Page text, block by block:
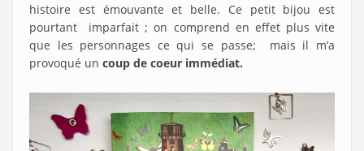
histoire est émouvante et belle. Ce petit bijou est
pourtant imparfait ; on comprend en effet plus vite
que les personnages ce qui se passe; mais il m’a
provoqué un coup de coeur immédiat.